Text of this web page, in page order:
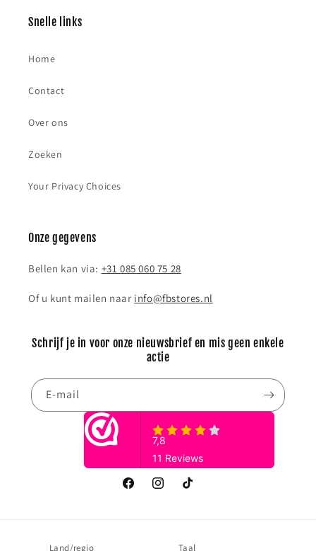
Snelle links
Home
Contact
Over ons
Zoeken
Your Privacy Choices
Onze gegevens
Bellen kan via: +31 085 060 75 28
Of u kunt mailen naar info@fbstores.nl
Schrijf je in voor onze nieuwsbrief en mis geen enkele
actie
E‑mail
FacebookInstagramTikTok
Land/regio Taal